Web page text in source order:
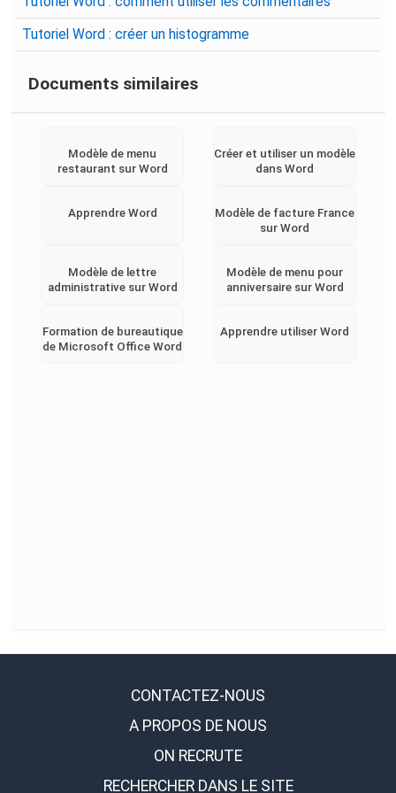
Tutoriel Word : créer un histogramme
Documents similaires
Modèle de menu
restaurant sur Word
Créer et utiliser un modèle
dans Word
Apprendre Word
Modèle de facture France
sur Word
Modèle de lettre
administrative sur Word
Modèle de menu pour
anniversaire sur Word
Formation de bureautique
de Microsoft Office Word
Apprendre utiliser Word
CONTACTEZ-NOUS
A PROPOS DE NOUS
ON RECRUTE
RECHERCHER DANS LE SITE